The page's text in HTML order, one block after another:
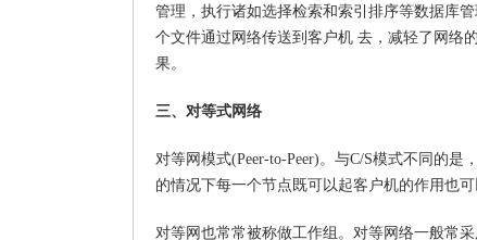
管理，执行诸如选择检索和索引排序等数据库
个文件通过网络传送到客户机 去，减轻了网络
果。
三、对等式网络
对等网模式(Peer-to-Peer)。与C/S模式不同的
的情况下每一个节点既可以起客户机的作用也可
对等网也常常被称做工作组。对等网络一般常